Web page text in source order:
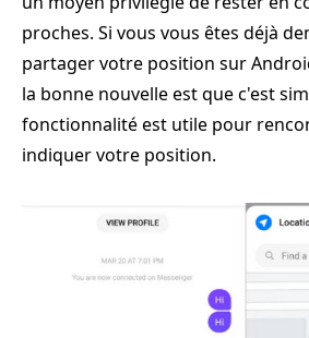
proches. Si vous vous êtes déjà
partager votre position sur
la bonne nouvelle est que c'est
fonctionnalité est utile pour
indiquer votre position.